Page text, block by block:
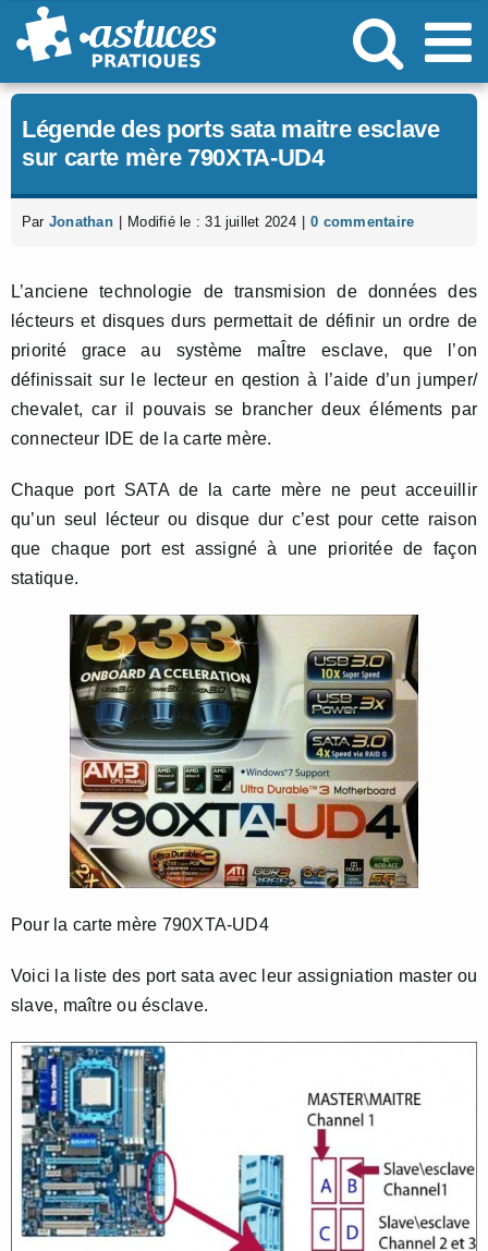
Passer
au
Légende des ports sata maitre esclave
sur carte mère 790XTA-UD4
Par Jonathan Modifié le : 31 juillet 2024 0 commentaire
L’anciene technologie de transmision de données des
lécteurs et disques durs permettait de définir un ordre de
priorité grace au système maÎtre esclave, que l’on
définissait sur le lecteur en qestion à l’aide d’un jumper/
chevalet, car il pouvais se brancher deux éléments par
connecteur IDE de la carte mère.
Chaque port SATA de la carte mère ne peut acceuillir
qu’un seul lécteur ou disque dur c’est pour cette raison
que chaque port est assigné à une prioritée de façon
statique.
Pour la carte mère 790XTA-UD4
Voici la liste des port sata avec leur assigniation master ou
slave, maître ou ésclave.